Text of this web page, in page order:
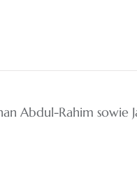
Abdul-Rahim